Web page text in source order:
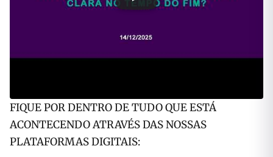
FIQUE POR DENTRO DE TUDO QUE ESTÁ
ACONTECENDO ATRAVÉS DAS NOSSAS
PLATAFORMAS DIGITAIS: